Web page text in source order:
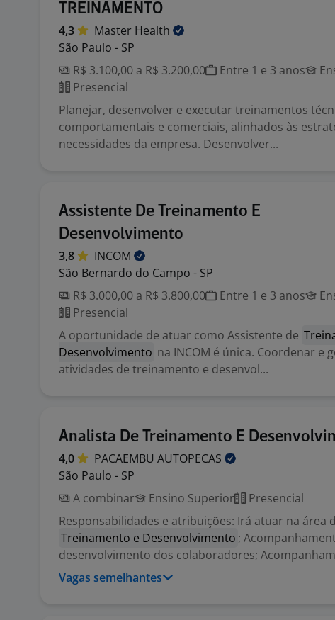
TREINAMENTO
4,3 Master Health
São Paulo - SP
R$ 3.100,00 a R$ 3.200,00
Entre 1 e 3 anos
Presencial
Planejar, desenvolver e executar treinamentos
comportamentais e comerciais, alinhados às
necessidades da empresa. Desenvolver...
Assistente De Treinamento E
Desenvolvimento
3,8
INCOM
São Bernardo do Campo - SP
R$ 3.000,00 a R$ 3.800,00
Entre 1 e 3 anos
Presencial
A oportunidade de atuar como Assistente de
Desenvolvimento na INCOM é única. Coordenar e
atividades de treinamento e desenvol...
Analista De Treinamento E
4,0 PACAEMBU AUTOPECAS
São Paulo - SP
A combinar
Ensino Superior
Presencial
Responsabilidades e atribuições: Irá atuar na área
Treinamento e Desenvolvimento ;
desenvolvimento dos colaboradores;
Vagas semelhantes